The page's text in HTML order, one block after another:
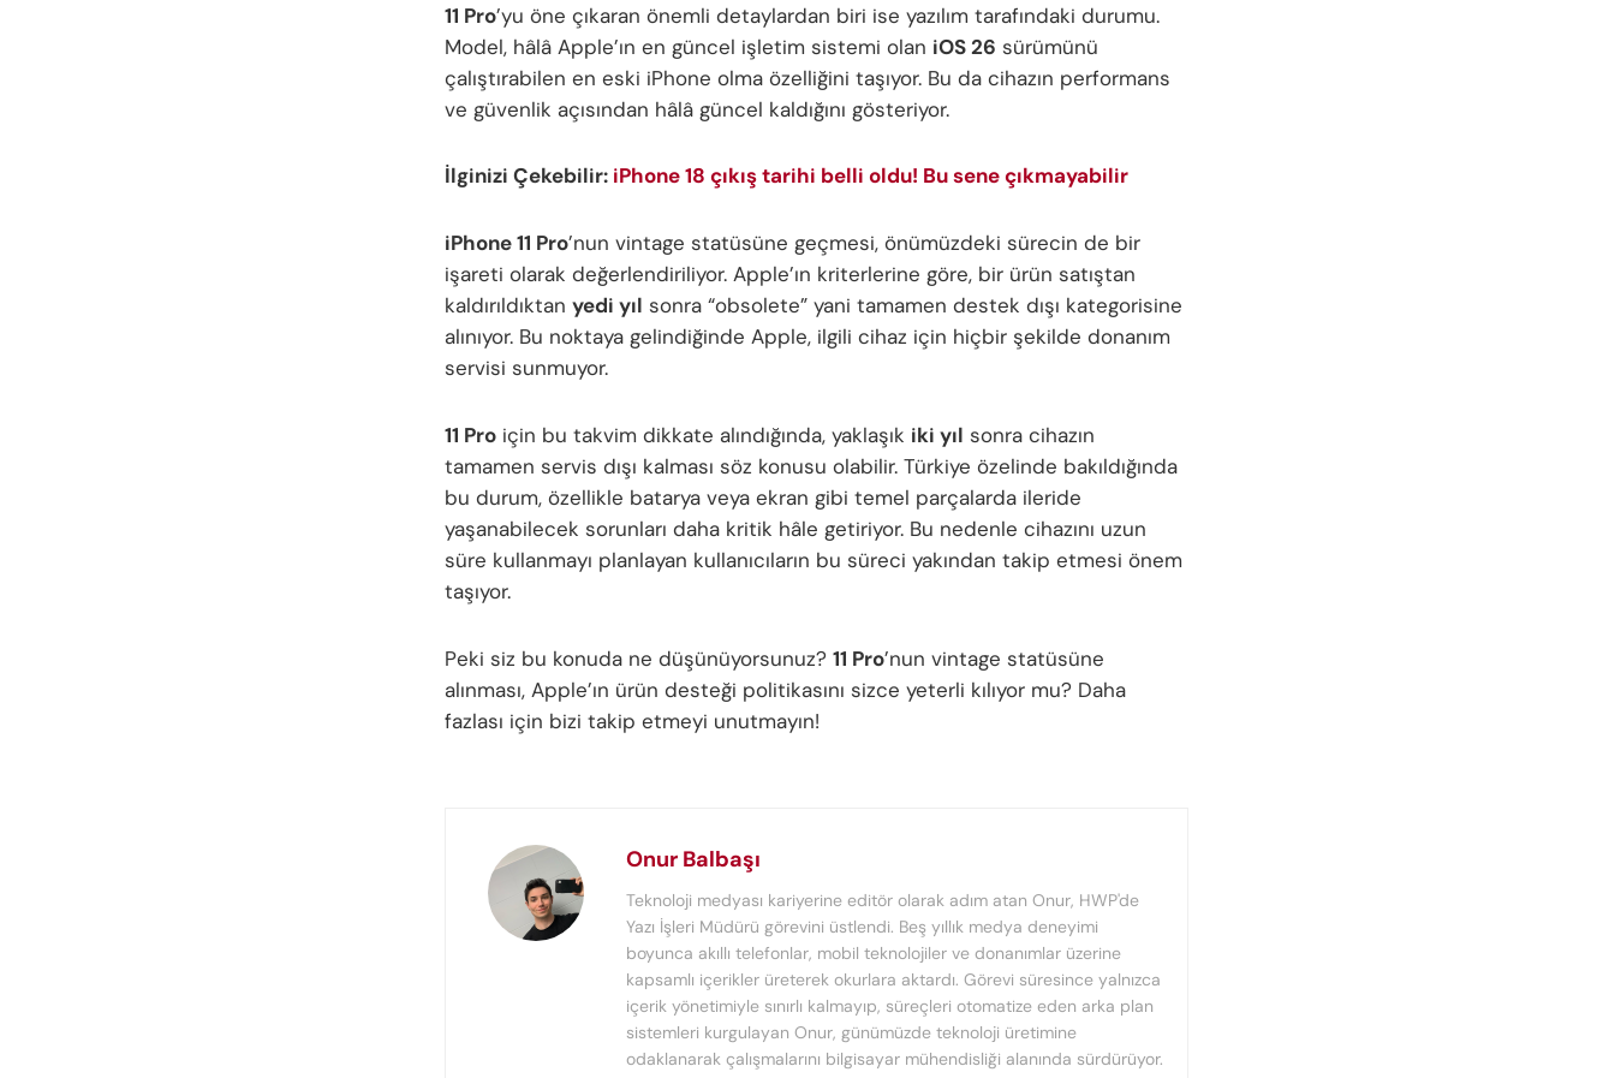
11 Pro’yu öne çıkaran önemli detaylardan biri ise yazılım tarafındaki durumu.
Model, hâlâ Apple’ın en güncel işletim sistemi olan iOS 26 sürümünü
çalıştırabilen en eski iPhone olma özelliğini taşıyor. Bu da cihazın performans
ve güvenlik açısından hâlâ güncel kaldığını gösteriyor.
İlginizi Çekebilir: iPhone 18 çıkış tarihi belli oldu! Bu sene çıkmayabilir
iPhone 11 Pro’nun vintage statüsüne geçmesi, önümüzdeki sürecin de bir
işareti olarak değerlendiriliyor. Apple’ın kriterlerine göre, bir ürün satıştan
kaldırıldıktan yedi yıl sonra “obsolete” yani tamamen destek dışı kategorisine
alınıyor. Bu noktaya gelindiğinde Apple, ilgili cihaz için hiçbir şekilde donanım
servisi sunmuyor.
11 Pro için bu takvim dikkate alındığında, yaklaşık iki yıl sonra cihazın
tamamen servis dışı kalması söz konusu olabilir. Türkiye özelinde bakıldığında
bu durum, özellikle batarya veya ekran gibi temel parçalarda ileride
yaşanabilecek sorunları daha kritik hâle getiriyor. Bu nedenle cihazını uzun
süre kullanmayı planlayan kullanıcıların bu süreci yakından takip etmesi önem
taşıyor.
Peki siz bu konuda ne düşünüyorsunuz? 11 Pro’nun vintage statüsüne
alınması, Apple’ın ürün desteği politikasını sizce yeterli kılıyor mu? Daha
fazlası için bizi takip etmeyi unutmayın!
Onur Balbaşı
Teknoloji medyası kariyerine editör olarak adım atan Onur, HWP'de
Yazı İşleri Müdürü görevini üstlendi. Beş yıllık medya deneyimi
boyunca akıllı telefonlar, mobil teknolojiler ve donanımlar üzerine
kapsamlı içerikler üreterek okurlara aktardı. Görevi süresince yalnızca
içerik yönetimiyle sınırlı kalmayıp, süreçleri otomatize eden arka plan
sistemleri kurgulayan Onur, günümüzde teknoloji üretimine
odaklanarak çalışmalarını bilgisayar mühendisliği alanında sürdürüyor.